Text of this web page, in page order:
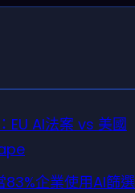
EU AI法案 vs 美國
83%企業使用AI篩